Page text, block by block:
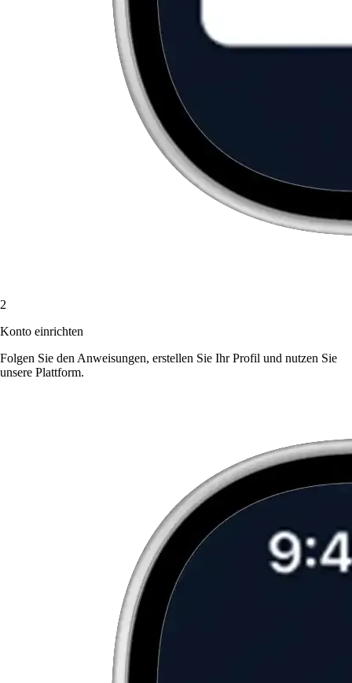
2
Konto einrichten
Folgen Sie den Anweisungen, erstellen Sie Ihr Profil und nutzen Sie
unsere Plattform.